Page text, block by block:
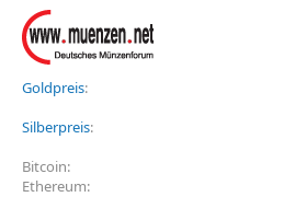
Goldpreis
Silberpreis
Bitcoin
Ethereum